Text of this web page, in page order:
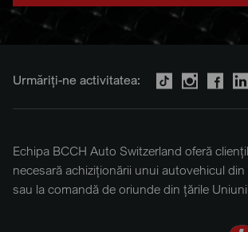
Urmăriți-ne activitatea:
Echipa BCCH Auto Switzerland oferă
necesară achiziționării unui autovehicul
sau la comandă de oriunde din țările